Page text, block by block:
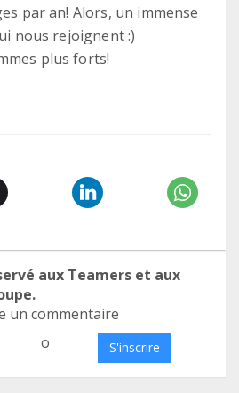
par an! Alors, un immense
nous rejoignent :)
plus forts!
aux Teamers et aux
un commentaire
o S'inscrire